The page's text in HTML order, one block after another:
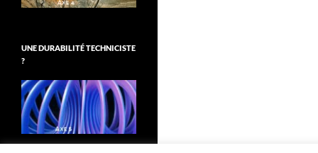
UNE DURABILITÉ TECHNICISTE
?